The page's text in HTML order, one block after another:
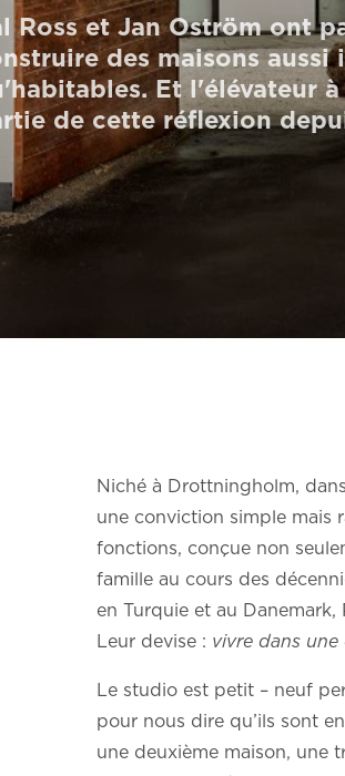
Ross et Jan Oström ont
des maisons aussi
Et l'élévateur
de cette réflexion
Niché à Drottningholm,
une conviction simple mais
fonctions, conçue non
famille au cours des
en Turquie et au
Leur devise : vivre dans
Le studio est petit – neuf
pour nous dire qu’ils sont
une deuxième maison, une